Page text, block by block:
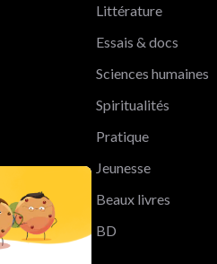
Littérature
Essais & docs
Sciences humaines
Spiritualités
Pratique
Jeunesse
Beaux livres
BD